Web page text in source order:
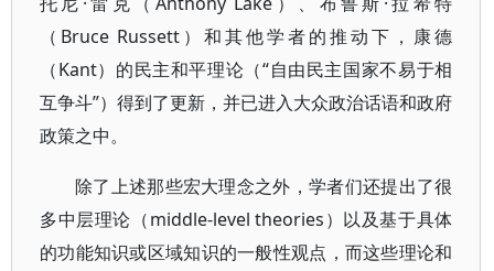
（Bruce Russett）和其他学者的推动下，康德
（Kant）的民主和平理论（“自由民主国家不易于相
互争斗”）得到了更新，并已进入大众政治话语和政府
政策之中。
除了上述那些宏大理念之外，学者们还提出了很
多中层理论（middle-level theories）以及基于具体
的功能知识或区域知识的一般性观点，而这些理论和